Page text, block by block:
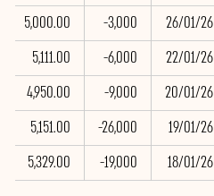
26/01/26
-3,000
5,000.00
22/01/26
-6,000
5,111.00
20/01/26
-9,000
4,950.00
19/01/26
-26,000
5,151.00
18/01/26
-19,000
5,329.00